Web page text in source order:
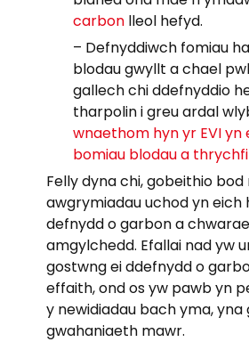
carbon lleol hefyd.
– Defnyddiwch fomiau
blodau gwyllt a chael
gallech chi ddefnyddio
tharpolin i greu ardal
wnaethom hyn yr EVI yn
bomiau blodau a
Felly dyna chi, gobeithio bod
awgrymiadau uchod yn eich
defnydd o garbon a
amgylchedd. Efallai nad yw
gostwng ei ddefnydd o
effaith, ond os yw pawb yn
y newidiadau bach yma, yna
gwahaniaeth mawr.